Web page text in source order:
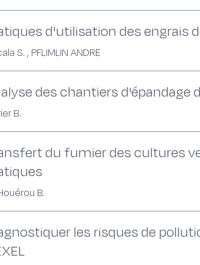
d'utilisation des engrais
S. , PFLIMLIN ANDRE
des chantiers d'épandage
B.
du fumier des cultures
B.
les risques de